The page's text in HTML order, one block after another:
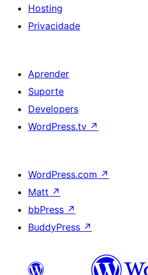
Hosting
Privacidade
Aprender
Suporte
Developers
WordPress.tv ↗
WordPress.com ↗
Matt ↗
bbPress ↗
BuddyPress ↗